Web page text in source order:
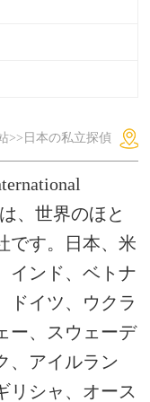
>>日本の私立探偵
、世界のほと
す。
日本、米
インド、ベトナ
ドイツ、ウクラ
ー、スウェーデ
、アイルラン
リシャ、オース